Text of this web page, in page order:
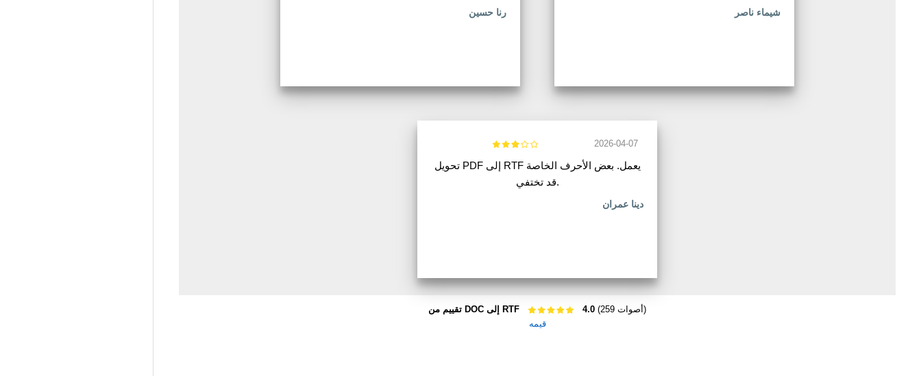
رنا حسين شيماء ناصر
2026-04-07
تحويل PDF إلى RTF يعمل. بعض الأحرف الخاصة
قد تختفي.
دينا عمران
تقييم من DOC إلى RTF 4.0
(259 أصوات)
قيمه